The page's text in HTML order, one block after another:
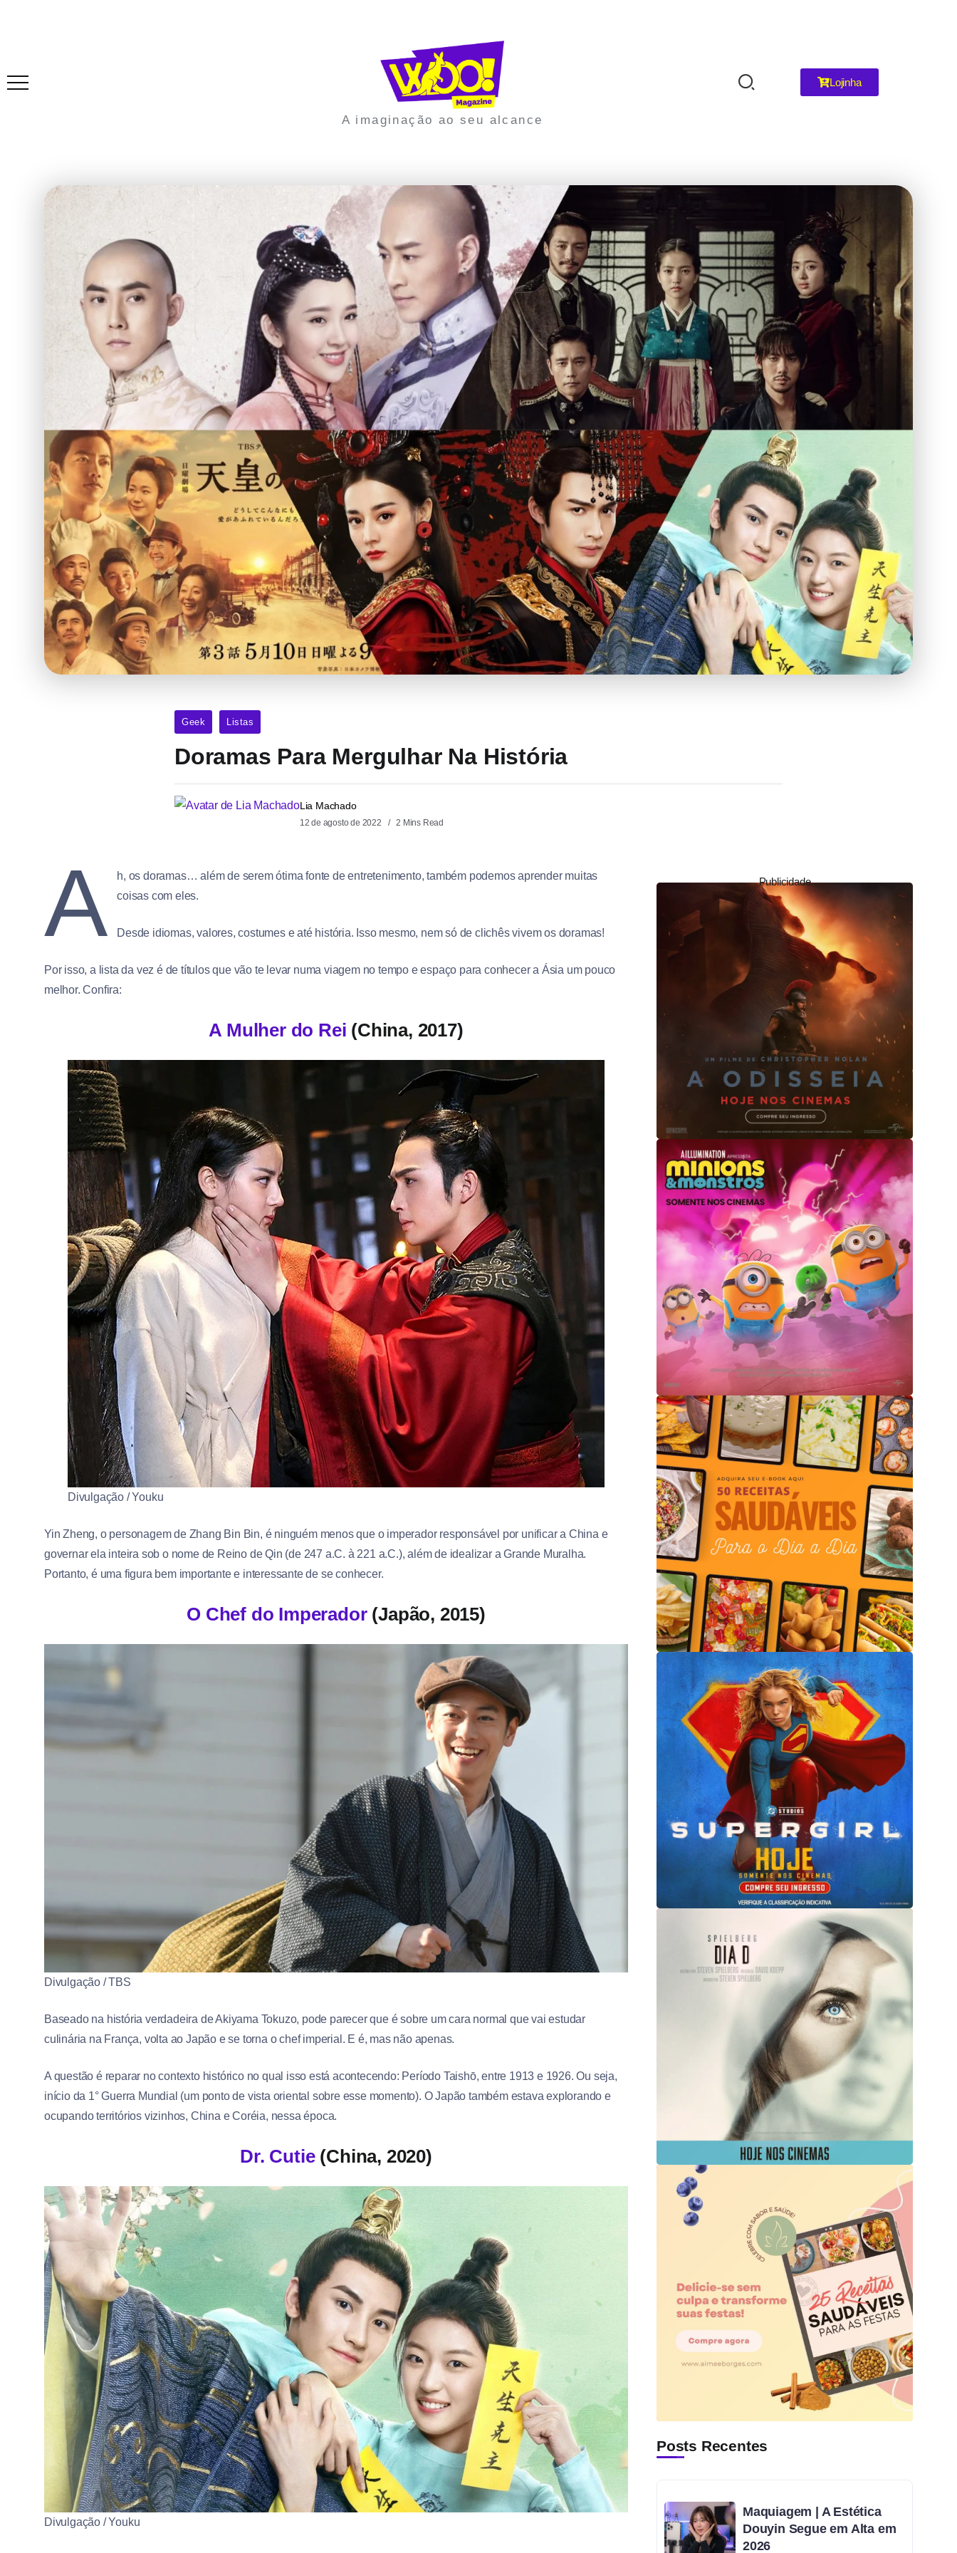
A imaginação ao seu alcance
Lojinha
Geek Listas
Doramas Para Mergulhar Na História
Lia Machado
12 de agosto de 2022 2 Mins Read
A
h, os doramas… além de serem ótima fonte de entretenimento, também podemos aprender muitas
coisas com eles.
Desde idiomas, valores, costumes e até história. Isso mesmo, nem só de clichês vivem os doramas!
Por isso, a lista da vez é de títulos que vão te levar numa viagem no tempo e espaço para conhecer a Ásia um pouco
melhor. Confira:
A Mulher do Rei (China, 2017)
Divulgação / Youku
Yin Zheng, o personagem de Zhang Bin Bin, é ninguém menos que o imperador responsável por unificar a China e
governar ela inteira sob o nome de Reino de Qin (de 247 a.C. à 221 a.C.), além de idealizar a Grande Muralha.
Portanto, é uma figura bem importante e interessante de se conhecer.
O Chef do Imperador(Japão, 2015)
Divulgação / TBS
Baseado na história verdadeira de Akiyama Tokuzo, pode parecer que é sobre um cara normal que vai estudar
culinária na França, volta ao Japão e se torna o chef imperial. E é, mas não apenas.
A questão é reparar no contexto histórico no qual isso está acontecendo: Período Taishō, entre 1913 e 1926. Ou seja,
início da 1° Guerra Mundial (um ponto de vista oriental sobre esse momento). O Japão também estava explorando e
ocupando territórios vizinhos, China e Coréia, nessa época.
Dr. Cutie(China, 2020)
Divulgação / Youku
Publicidade
Posts Recentes
Maquiagem | A Estética
Douyin Segue em Alta em
2026